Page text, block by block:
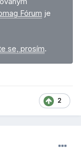
Fórum je
se, prosím.
2